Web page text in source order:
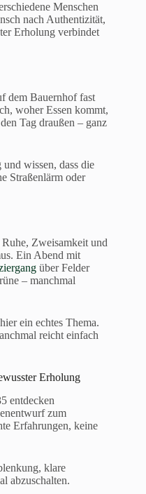
Menschen
nach Authentizität,
Erholung verbindet
dem Bauernhof fast
woher Essen kommt,
Tag draußen – ganz
wissen, dass die
Straßenlärm oder
Zweisamkeit und
Ein Abend mit
über Felder
– manchmal
ein echtes Thema.
reicht einfach
Erholung
entdecken
zum
Erfahrungen, keine
klare
abzuschalten.